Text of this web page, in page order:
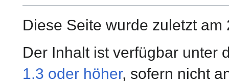
Diese Seite wurde zuletzt
Der Inhalt ist verfügbar unter
1.3 oder höher, sofern nicht